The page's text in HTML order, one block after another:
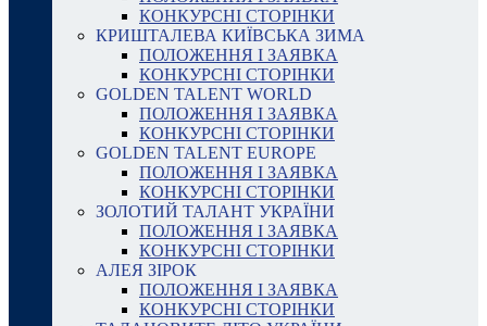
КОНКУРСНІ СТОРІНКИ
КРИШТАЛЕВА КИЇВСЬКА ЗИМА
ПОЛОЖЕННЯ І ЗАЯВКА
КОНКУРСНІ СТОРІНКИ
GOLDEN TALENT WORLD
ПОЛОЖЕННЯ І ЗАЯВКА
КОНКУРСНІ СТОРІНКИ
GOLDEN TALENT EUROPE
ПОЛОЖЕННЯ І ЗАЯВКА
КОНКУРСНІ СТОРІНКИ
ЗОЛОТИЙ ТАЛАНТ УКРАЇНИ
ПОЛОЖЕННЯ І ЗАЯВКА
КОНКУРСНІ СТОРІНКИ
АЛЕЯ ЗІРОК
ПОЛОЖЕННЯ І ЗАЯВКА
КОНКУРСНІ СТОРІНКИ